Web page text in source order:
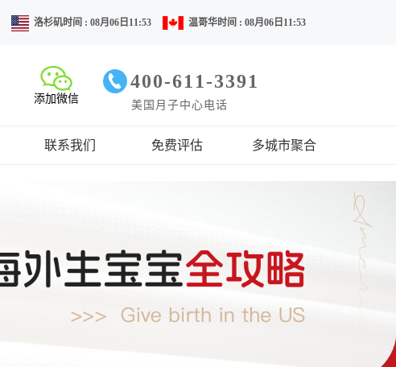
洛杉矶时间 : 08月06日11:53 温哥华时间 : 08月06日11:53
添加微信
400-611-3391
美国月子中心电话
联系我们 免费评估 多城市聚合